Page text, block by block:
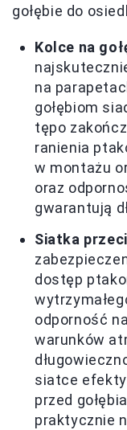
gołębie do
Kolce na
na
gołębiom
tępo
ranienia
w montażu
oraz
gwarantują
Siatka
dostęp
odporność
warunków
siatce
przed
praktycznie